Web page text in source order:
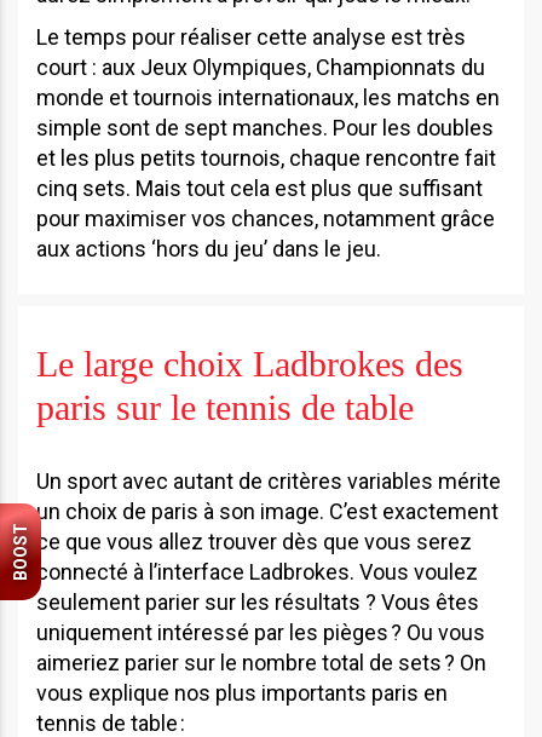
BOOST
Le temps pour réaliser cette analyse est très
court : aux Jeux Olympiques, Championnats du
monde et tournois internationaux, les matchs en
simple sont de sept manches. Pour les doubles
et les plus petits tournois, chaque rencontre fait
cinq sets. Mais tout cela est plus que suffisant
pour maximiser vos chances, notamment grâce
aux actions ‘hors du jeu’ dans le jeu.
Le large choix Ladbrokes des
paris sur le tennis de table
Un sport avec autant de critères variables mérite
un choix de paris à son image. C’est exactement
ce que vous allez trouver dès que vous serez
connecté à l’interface Ladbrokes. Vous voulez
seulement parier sur les résultats ? Vous êtes
uniquement intéressé par les pièges ? Ou vous
aimeriez parier sur le nombre total de sets ? On
vous explique nos plus importants paris en
tennis de table :